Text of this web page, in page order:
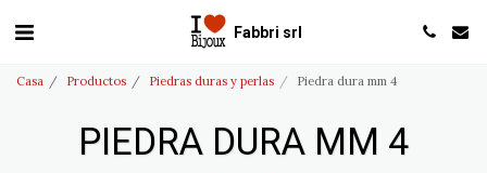
Fabbri srl
Casa Productos Piedras duras y perlas Piedra dura mm 4
PIEDRA DURA MM 4